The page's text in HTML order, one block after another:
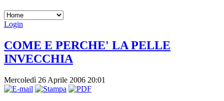
Login
COME E PERCHE' LA PELLE
INVECCHIA
Mercoledì 26 Aprile 2006 20:01